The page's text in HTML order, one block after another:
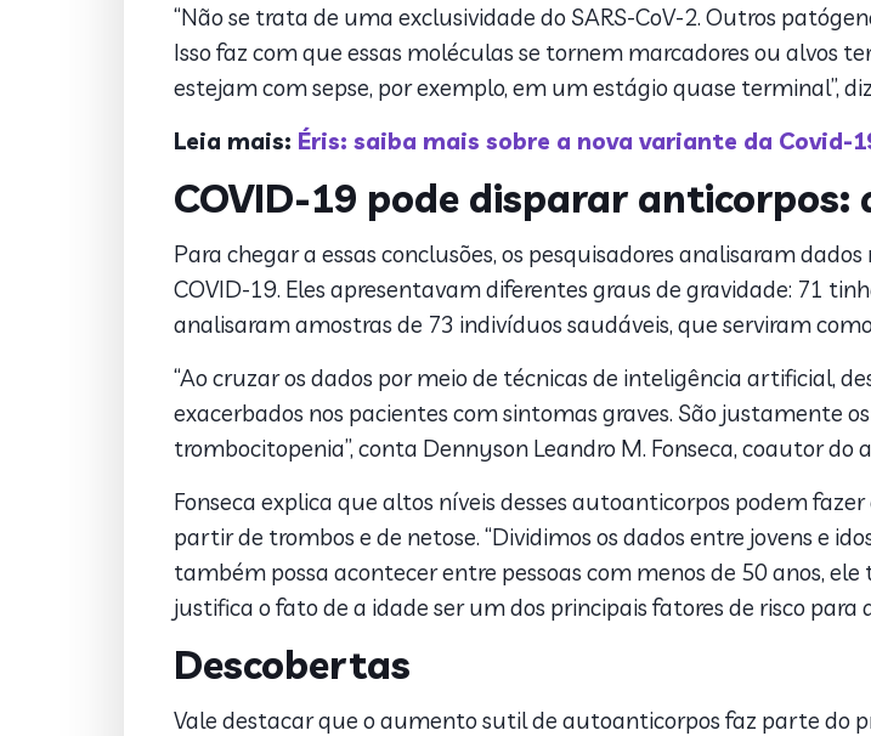
“Não se trata de uma exclusividade do SARS-CoV-2. Outros
Isso faz com que essas moléculas se tornem marcadores ou alvos
estejam com sepse, por exemplo, em um estágio quase terminal”,
Leia mais: Éris: saiba mais sobre a nova variante da Covid-
COVID-19 pode disparar anticorpos:
Para chegar a essas conclusões, os pesquisadores analisaram
COVID-19. Eles apresentavam diferentes graus de gravidade: 71
analisaram amostras de 73 indivíduos saudáveis, que serviram
“Ao cruzar os dados por meio de técnicas de inteligência artificial,
exacerbados nos pacientes com sintomas graves. São justamente
trombocitopenia”, conta Dennyson Leandro M. Fonseca, coautor do
Fonseca explica que altos níveis desses autoanticorpos podem
partir de trombos e de netose. “Dividimos os dados entre jovens e
também possa acontecer entre pessoas com menos de 50 anos,
justifica o fato de a idade ser um dos principais fatores de risco para
Descobertas
Vale destacar que o aumento sutil de autoanticorpos faz parte do